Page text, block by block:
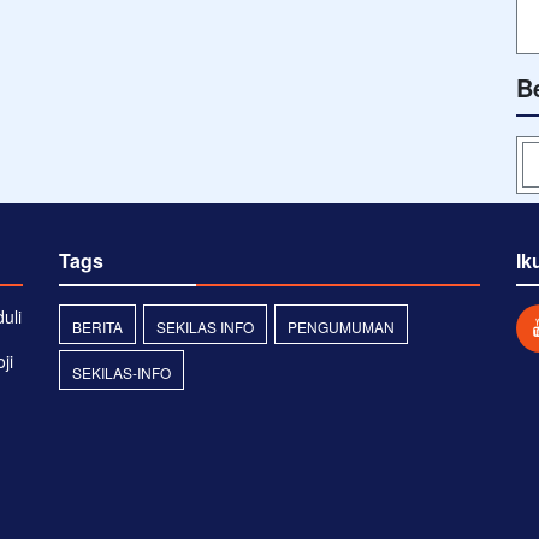
Tags
BERITA SEKILAS INFO PENGUMUMAN
SEKILAS-INFO